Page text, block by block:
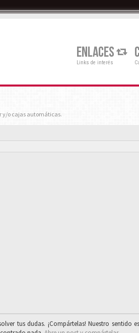
ENLACES
Links de interés
y/o cajas automáticas.
tus dudas. ¡Compártelas! Nuestro